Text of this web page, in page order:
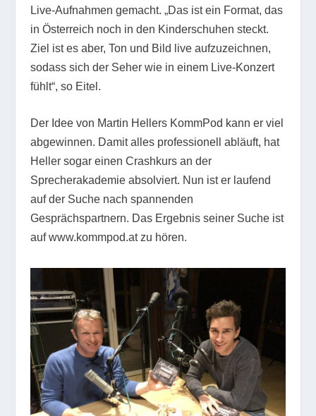
Live-Aufnahmen gemacht. „Das ist ein Format, das
in Österreich noch in den Kinderschuhen steckt.
Ziel ist es aber, Ton und Bild live aufzuzeichnen,
sodass sich der Seher wie in einem Live-Konzert
fühlt“, so Eitel.
Der Idee von Martin Hellers KommPod kann er viel
abgewinnen. Damit alles professionell abläuft, hat
Heller sogar einen Crashkurs an der
Sprecherakademie absolviert. Nun ist er laufend
auf der Suche nach spannenden
Gesprächspartnern. Das Ergebnis seiner Suche ist
auf www.kommpod.at zu hören.